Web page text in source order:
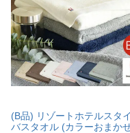
(B品) リゾートホテルスタ
バスタオル (カラーおまか